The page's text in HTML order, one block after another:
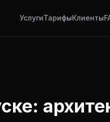
УслугиТарифыКлиенты